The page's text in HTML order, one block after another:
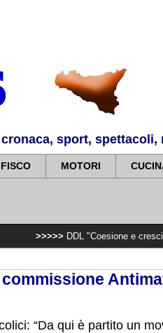
sport,
MOTORI
DDL "Coesione e crescita", Assenza
“Da qui è partito un